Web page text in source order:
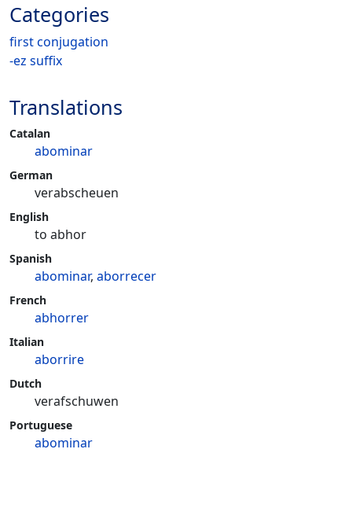
Categories
first conjugation
-ez suffix
Translations
Catalan
abominar
German
verabscheuen
English
to abhor
Spanish
abominar, aborrecer
French
abhorrer
Italian
aborrire
Dutch
verafschuwen
Portuguese
abominar